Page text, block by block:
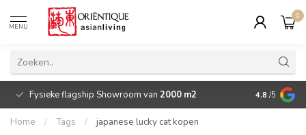
MENU
0
Fysieke flagship Showroom van 2000 m2 Betaalbare
4.8 /5
Home / Tags / japanese lucky cat kopen